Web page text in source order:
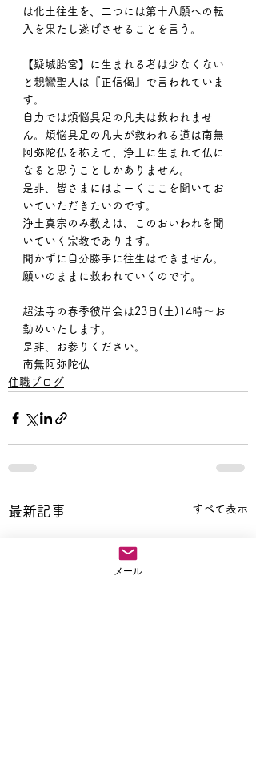
は化土往生を、二つには第十八願への転
入を果たし遂げさせることを言う。
【疑城胎宮】に生まれる者は少なくない
と親鸞聖人は『正信偈』で言われていま
す。
自力では煩悩具足の凡夫は救われませ
ん。煩悩具足の凡夫が救われる道は南無
阿弥陀仏を称えて、浄土に生まれて仏に
なると思うことしかありません。
是非、皆さまにはよーくここを聞いてお
いていただきたいのです。
浄土真宗のみ教えは、このおいわれを聞
いていく宗教であります。
聞かずに自分勝手に往生はできません。
願いのままに救われていくのです。
超法寺の春季彼岸会は23日(土)14時〜お
勤めいたします。
是非、お参りください。
南無阿弥陀仏
住職ブログ
最新記事 すべて表示
メール